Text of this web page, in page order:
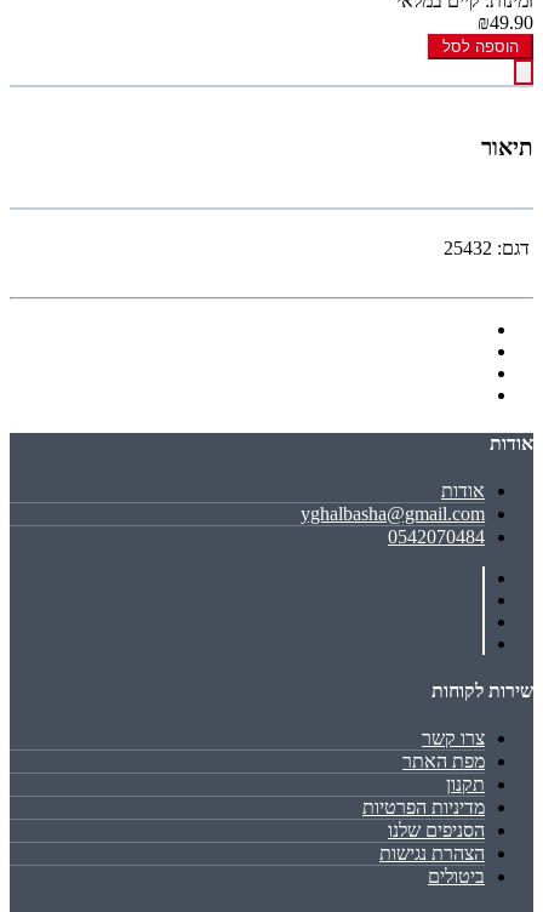
₪49.90
הוספה לסל
תיאור
דגם: 25432
אודות
אודות
yghalbasha@gmail.com
0542070484
שירות לקוחות
צרו קשר
מפת האתר
תקנון
מדיניות הפרטיות
הסניפים שלנו
הצהרת נגישות
ביטולים